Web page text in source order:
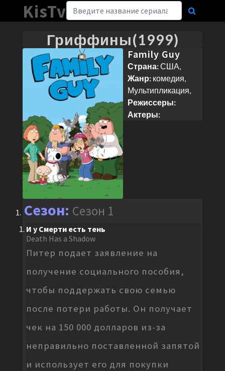
KisTv
Гриффины(1999)
Family Guy
Страна:США,
Жанр:комедия,
Мультипликация,
Режиссеры:
Актеры:
Сезон 1
И у Смерти есть тень
Death Has a Shadow
Питер подает заявление на
получение социального пособия,
чтобы поддержать свою семью
после потери работы. Он получает
чек на 150 000 долларов из-за
неправильно поставленной запятой
и использует его для покупки